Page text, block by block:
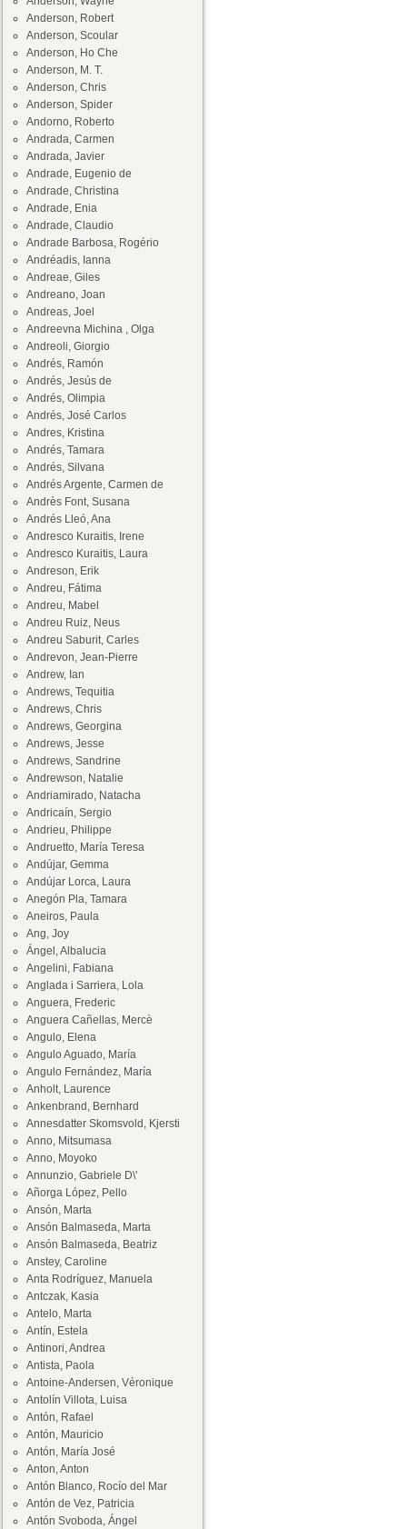
Anderson, Robert
Anderson, Scoular
Anderson, Ho Che
Anderson, M. T.
Anderson, Chris
Anderson, Spider
Andorno, Roberto
Andrada, Carmen
Andrada, Javier
Andrade, Eugenio de
Andrade, Christina
Andrade, Enia
Andrade, Claudio
Andrade Barbosa, Rogério
Andréadis, Ianna
Andreae, Giles
Andreano, Joan
Andreas, Joel
Andreevna Michina , Olga
Andreoli, Giorgio
Andrés, Ramón
Andrés, Jesús de
Andrés, Olimpia
Andrés, José Carlos
Andres, Kristina
Andrés, Tamara
Andrés, Silvana
Andrés Argente, Carmen de
Andrès Font, Susana
Andrés Lleó, Ana
Andresco Kuraitis, Irene
Andresco Kuraitis, Laura
Andreson, Erik
Andreu, Fátima
Andreu, Mabel
Andreu Ruiz, Neus
Andreu Saburit, Carles
Andrevon, Jean-Pierre
Andrew, Ian
Andrews, Tequitia
Andrews, Chris
Andrews, Georgina
Andrews, Jesse
Andrews, Sandrine
Andrewson, Natalie
Andriamirado, Natacha
Andricaín, Sergio
Andrieu, Philippe
Andruetto, María Teresa
Andújar, Gemma
Andújar Lorca, Laura
Anegón Pla, Tamara
Aneiros, Paula
Ang, Joy
Ángel, Albalucia
Angelini, Fabiana
Anglada i Sarriera, Lola
Anguera, Frederic
Anguera Cañellas, Mercè
Angulo, Elena
Angulo Aguado, María
Angulo Fernández, María
Anholt, Laurence
Ankenbrand, Bernhard
Annesdatter Skomsvold, Kjersti
Anno, Mitsumasa
Anno, Moyoko
Annunzio, Gabriele D\'
Añorga López, Pello
Ansón, Marta
Ansón Balmaseda, Marta
Ansón Balmaseda, Beatriz
Anstey, Caroline
Anta Rodríguez, Manuela
Antczak, Kasia
Antelo, Marta
Antín, Estela
Antinori, Andrea
Antista, Paola
Antoine-Andersen, Véronique
Antolín Villota, Luisa
Antón, Rafael
Antón, Mauricio
Antón, María José
Anton, Anton
Antón Blanco, Rocío del Mar
Antón de Vez, Patricia
Antón Svoboda, Ángel